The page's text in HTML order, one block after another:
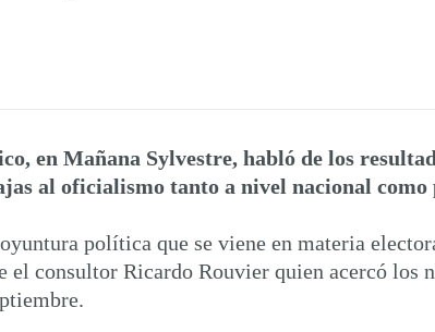
en Mañana Sylvestre, habló de los
al oficialismo tanto a nivel nacional
política que se viene en materia
el consultor Ricardo Rouvier quien acercó